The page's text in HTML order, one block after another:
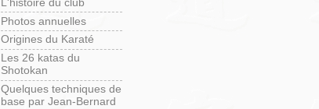
L'histoire du club
Photos annuelles
Origines du Karaté
Les 26 katas du
Shotokan
Quelques techniques de
base par Jean-Bernard